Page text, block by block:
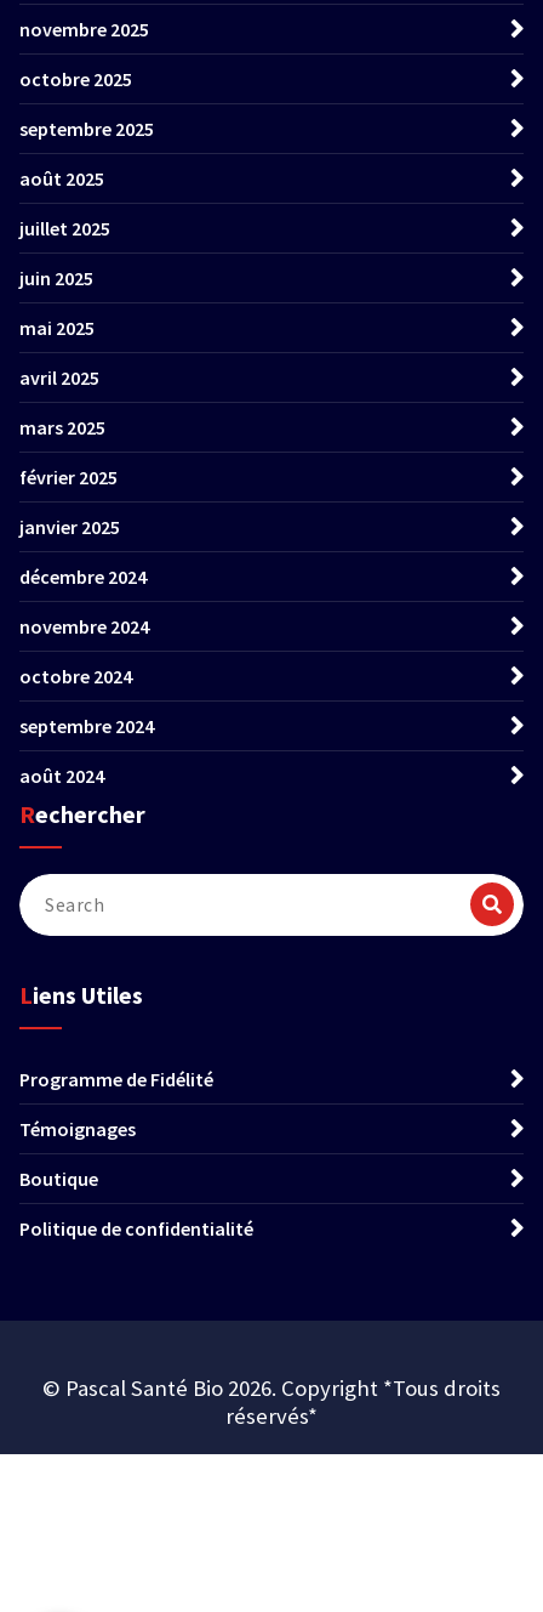
novembre 2025
octobre 2025
septembre 2025
août 2025
juillet 2025
juin 2025
mai 2025
avril 2025
mars 2025
février 2025
janvier 2025
décembre 2024
novembre 2024
octobre 2024
septembre 2024
août 2024
Rechercher
Liens Utiles
Programme de Fidélité
Témoignages
Boutique
Politique de confidentialité
© Pascal Santé Bio 2026. Copyright *Tous droits
réservés*